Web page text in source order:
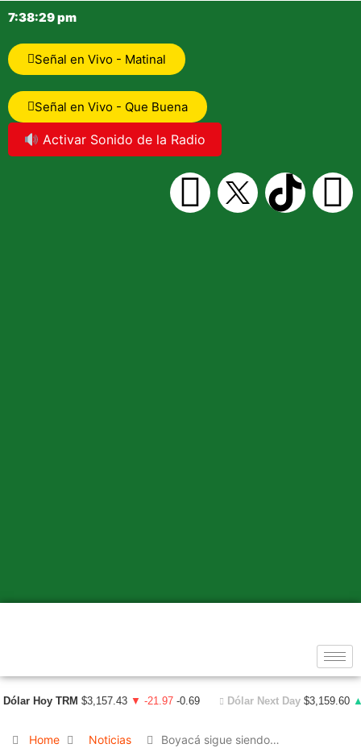
7:38:30 pm
Señal en Vivo - Matinal
Señal en Vivo - Que Buena
Activar Sonido de la Radio
Dólar Hoy TRM $3,157.43 ▼ -21.97 -0.69 Dólar Next Day $3,159.60
Home Noticias Boyacá sigue siendo…